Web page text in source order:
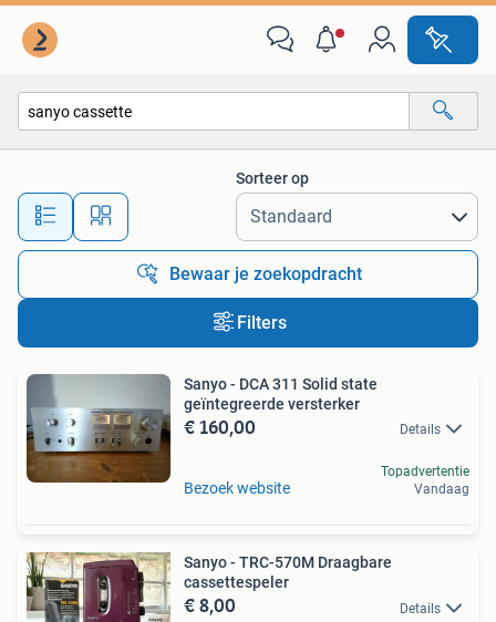
Alle afstanden…
Sorteer op
Bewaar je zoekopdracht
Filters
Sanyo - DCA 311 Solid state
geïntegreerde versterker
€ 160,00 Details
Bezoek website
Topadvertentie
Vandaag
Sanyo - TRC-570M Draagbare
cassettespeler
€ 8,00 Details